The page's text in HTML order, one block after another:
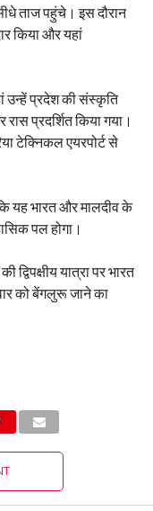
ताज पहुंचे। इस दौरान
किया और यहां
उन्हें प्रदेश की संस्कृति
प्रदर्शित किया गया।
टेक्निकल एयरपोर्ट से
यह भारत और मालदीव के
पल होगा।
द्विपक्षीय यात्रा पर भारत
को बेंगलुरू जाने का